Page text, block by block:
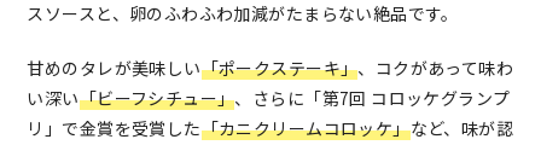
スソースと、卵のふわふわ加減がたまらない絶品です。
甘めのタレが美味しい「ポークステーキ」、コクがあって味わ
い深い「ビーフシチュー」、さらに「第7回 コロッケグランプ
リ」で金賞を受賞した「カニクリームコロッケ」など、味が認